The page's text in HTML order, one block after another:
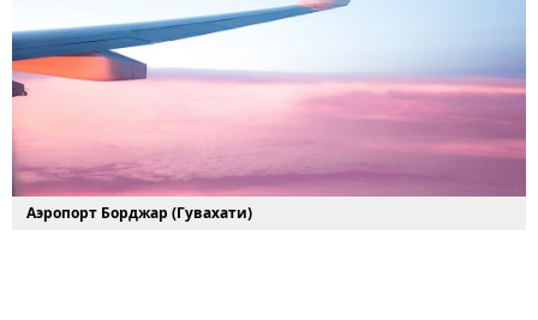
Аэропорт Борджар (Гувахати)